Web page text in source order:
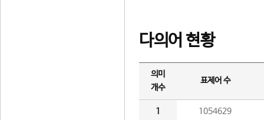
다의어 현황
의미
개수
표제어 수
1 1054629